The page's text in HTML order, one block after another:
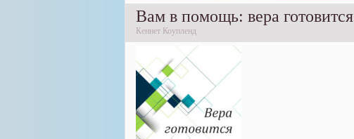
Вам в помощь: вера готовится
Кеннет Коупленд